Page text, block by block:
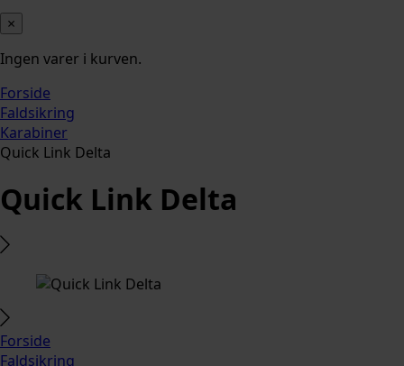
×
Ingen varer i kurven.
Forside
Faldsikring
Karabiner
Quick Link Delta
Quick Link Delta
Forside
Faldsikring